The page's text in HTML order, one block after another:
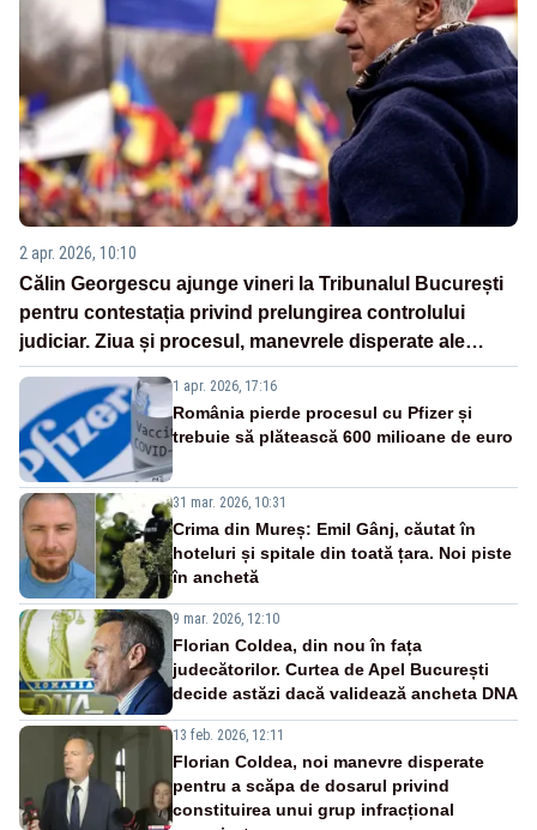
2 apr. 2026, 10:10
Călin Georgescu ajunge vineri la Tribunalul București
pentru contestația privind prelungirea controlului
judiciar. Ziua și procesul, manevrele disperate ale
Sistemului
1 apr. 2026, 17:16
România pierde procesul cu Pfizer și
trebuie să plătească 600 milioane de euro
31 mar. 2026, 10:31
Crima din Mureș: Emil Gânj, căutat în
hoteluri și spitale din toată țara. Noi piste
în anchetă
9 mar. 2026, 12:10
Florian Coldea, din nou în fața
judecătorilor. Curtea de Apel București
decide astăzi dacă validează ancheta DNA
13 feb. 2026, 12:11
Florian Coldea, noi manevre disperate
pentru a scăpa de dosarul privind
constituirea unui grup infracțional